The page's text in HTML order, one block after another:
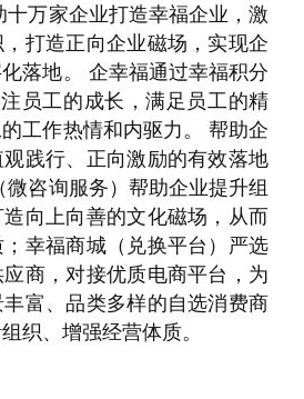
万家企业打造幸福企业，激
打造正向企业磁场，实现企
落地。 企幸福通过幸福积分
员工的成长，满足员工的精
工作热情和内驱力。 帮助企
践行、正向激励的有效落地
咨询服务）帮助企业提升组
向上向善的文化磁场，从而
幸福商城（兑换平台）严选
商，对接优质电商平台，为
富、品类多样的自选消费商
织、增强经营体质。